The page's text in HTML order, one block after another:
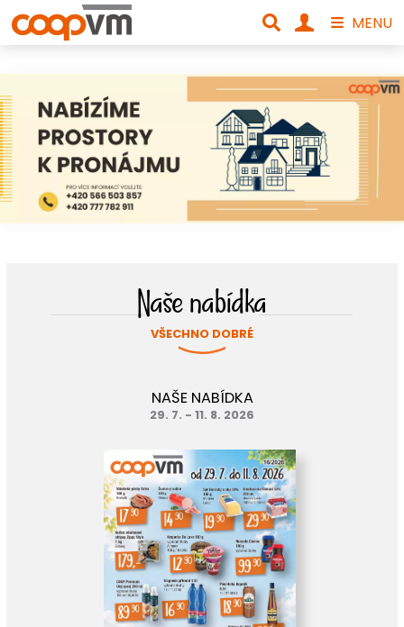
Naše nabídka
VŠECHNO DOBRÉ
NAŠE NABÍDKA
29. 7. - 11. 8. 2026
MENU